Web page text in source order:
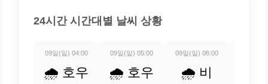
24시간 시간대별 날씨 상황
09일(일) 04:00
🌧️ 호우
09일(일) 05:00
🌧️ 호우
09일(일) 06:00
🌧️ 비